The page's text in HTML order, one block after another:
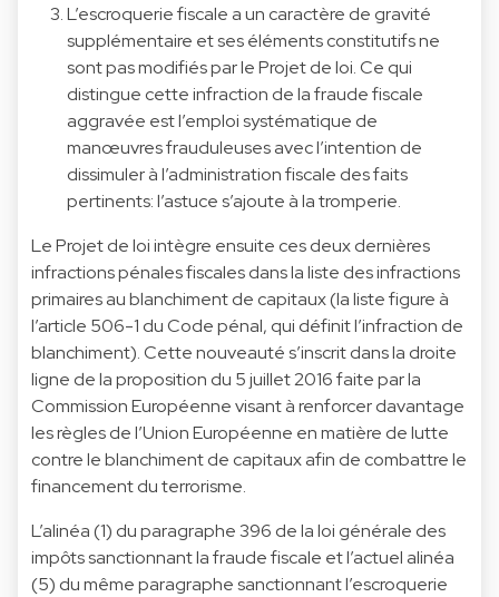
L’escroquerie fiscale a un caractère de gravité
supplémentaire et ses éléments constitutifs ne
sont pas modifiés par le Projet de loi. Ce qui
distingue cette infraction de la fraude fiscale
aggravée est l’emploi systématique de
manœuvres frauduleuses avec l’intention de
dissimuler à l’administration fiscale des faits
pertinents: l’astuce s’ajoute à la tromperie.
Le Projet de loi intègre ensuite ces deux dernières
infractions pénales fiscales dans la liste des infractions
primaires au blanchiment de capitaux (la liste figure à
l’article 506-1 du Code pénal, qui définit l’infraction de
blanchiment). Cette nouveauté s’inscrit dans la droite
ligne de la proposition du 5 juillet 2016 faite par la
Commission Européenne visant à renforcer davantage
les règles de l’Union Européenne en matière de lutte
contre le blanchiment de capitaux afin de combattre le
financement du terrorisme.
L’alinéa (1) du paragraphe 396 de la loi générale des
impôts sanctionnant la fraude fiscale et l’actuel alinéa
(5) du même paragraphe sanctionnant l’escroquerie